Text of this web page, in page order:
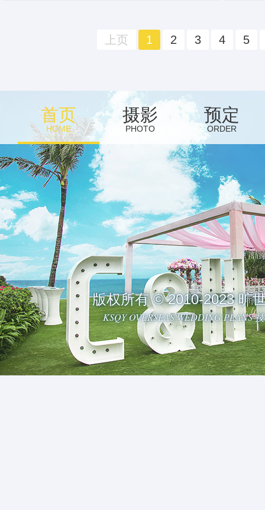
上页 1 2 3 4 5
首页
HOME
摄影
PHOTO
预定
ORDER
版权所有 © 2010-2023 旷
KSQY OVERSEAS WEDDING PLANS